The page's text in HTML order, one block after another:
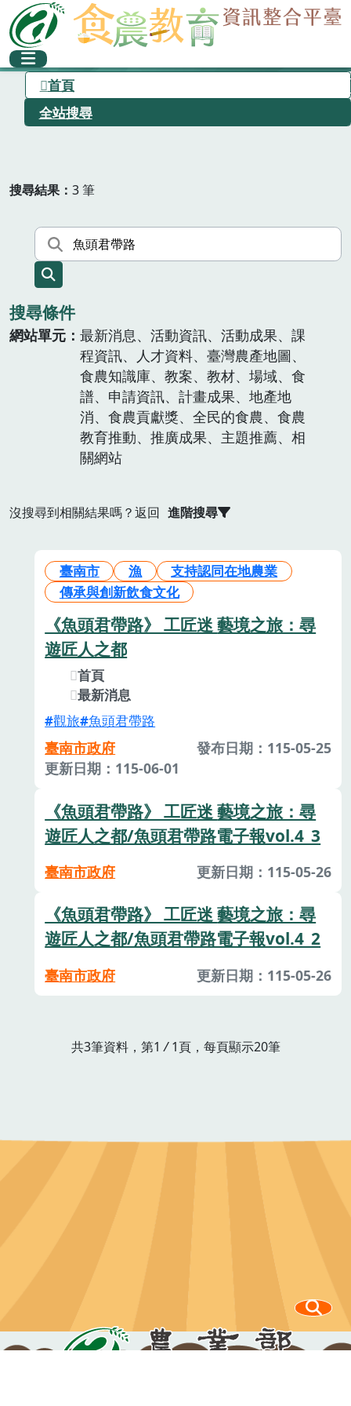
首頁
全站搜尋
搜尋結果 3 筆
搜尋條件
網站單元
最新消息、活動資訊、活動成果、課
程資訊、人才資料、臺灣農產地圖、
食農知識庫、教案、教材、場域、食
譜、申請資訊、計畫成果、地產地
消、食農貢獻獎、全民的食農、食農
教育推動、推廣成果、主題推薦、相
關網站
沒搜尋到相關結果嗎？返回 進階搜尋
臺南市 漁
支持認同在地農業
傳承與創新飲食文化
《魚頭君帶路》 工匠迷 藝境之旅：尋
遊匠人之都
首頁
最新消息
觀旅 魚頭君帶路
臺南市政府
發布日期：115-05-25
更新日期：115-06-01
《魚頭君帶路》 工匠迷 藝境之旅：尋
遊匠人之都/魚頭君帶路電子報vol.4_3
臺南市政府 更新日期：115-05-26
《魚頭君帶路》 工匠迷 藝境之旅：尋
遊匠人之都/魚頭君帶路電子報vol.4_2
臺南市政府 更新日期：115-05-26
共3筆資料，第1 /1頁，每頁顯示20筆